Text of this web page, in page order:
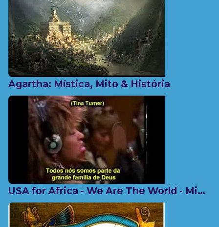
Agartha: Mística, Mito & História
USA for Africa - We Are The World - Michael Jackson (Legendado / Tradução) HD